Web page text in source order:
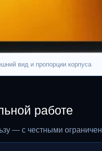
вид и пропорции корпуса
работе
— с честными